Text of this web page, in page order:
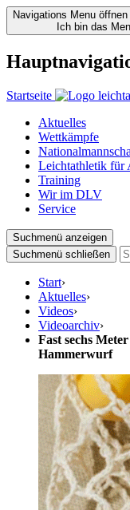
Navigations Menu öffnen
Ich bin das
Startseite
Aktuelles
Wettkämpfe
Leichtathletik für
Training
Wir im DLV
Service
Suchmenü anzeigen
Suchmenü schließen
Start›
Aktuelles›
Videos›
Videoarchiv›
Fast sechs
Hammerwurf